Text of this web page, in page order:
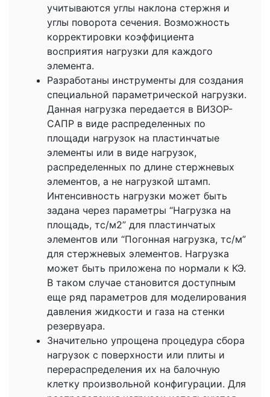
учитываются углы наклона стержня и
углы поворота сечения. Возможность
корректировки коэффициента
восприятия нагрузки для каждого
элемента.
Разработаны инструменты для создания
специальной параметрической нагрузки.
Данная нагрузка передается в ВИЗОР-
САПР в виде распределенных по
площади нагрузок на пластинчатые
элементы или в виде нагрузок,
распределенных по длине стержневых
элементов, а не нагрузкой штамп.
Интенсивность нагрузки может быть
задана через параметры “Нагрузка на
площадь, тс/м2” для пластинчатых
элементов или “Погонная нагрузка, тс/м”
для стержневых элементов. Нагрузка
может быть приложена по нормали к КЭ.
В таком случае становится доступным
еще ряд параметров для моделирования
давления жидкости и газа на стенки
резервуара.
Значительно упрощена процедура сбора
нагрузок с поверхности или плиты и
перераспределения их на балочную
клетку произвольной конфигурации. Для